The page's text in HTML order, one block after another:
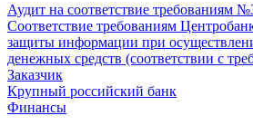
Аудит на соответствие требованиям
Соответствие требованиям
защиты информации при
денежных средств (соответствии с
Заказчик
Крупный российский банк
Финансы